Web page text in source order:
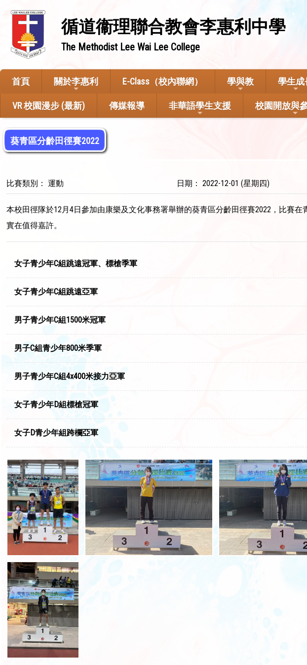
循道衞理聯合教會李惠利中學
The Methodist Lee Wai Lee College
首頁 關於李惠利 E-Class（校內聯網） 學與教 學生成
VR 校園漫步 (最新) 傳媒報導 非華語學生支援 校園開放與
葵青區分齡田徑賽2022
比賽類別： 運動 日期： 2022-12-01 (星期四)
本校田徑隊於12月4日參加由康樂及文化事務署舉辦的葵青區分齡田徑賽2022，比賽
實在值得嘉許。
女子青少年C組跳遠冠軍、標槍季軍
女子青少年C組跳遠亞軍
男子青少年C組1500米冠軍
男子C組青少年800米季軍
男子青少年C組4x400米接力亞軍
女子青少年D組標槍冠軍
女子D青少年組跨欄亞軍